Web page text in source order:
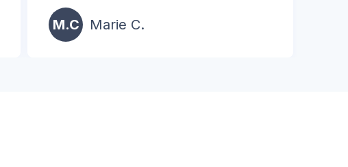
M.C Marie C.